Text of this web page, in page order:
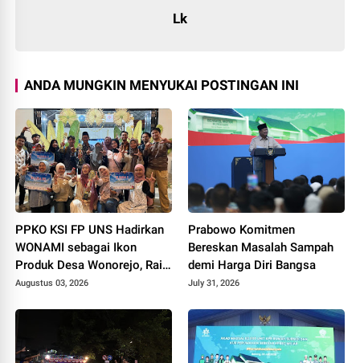
Lk
ANDA MUNGKIN MENYUKAI POSTINGAN INI
PPKO KSI FP UNS Hadirkan
WONAMI sebagai Ikon
Produk Desa Wonorejo, Raih
Tiga Penghargaan di
2026
Augustus 03, 2026
Prabowo Komitmen
Bereskan Masalah Sampah
demi Harga Diri Bangsa
July 31, 2026